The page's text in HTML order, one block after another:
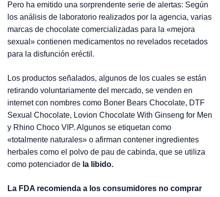
Pero ha emitido una sorprendente serie de alertas: Según
los análisis de laboratorio realizados por la agencia, varias
marcas de chocolate comercializadas para la «mejora
sexual» contienen medicamentos no revelados recetados
para la disfunción eréctil.
Los productos señalados, algunos de los cuales se están
retirando voluntariamente del mercado, se venden en
internet con nombres como Boner Bears Chocolate, DTF
Sexual Chocolate, Lovion Chocolate With Ginseng for Men
y Rhino Choco VIP. Algunos se etiquetan como
«totalmente naturales» o afirman contener ingredientes
herbales como el polvo de pau de cabinda, que se utiliza
como potenciador de la libido.
La FDA recomienda a los consumidores no comprar